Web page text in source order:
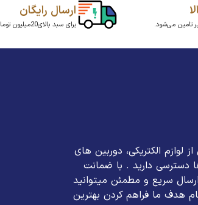
تامین می‌شود.
ارسال رایگان
برای سبد بالای20میلیون تومان(تهران و کرج)
لوازم الکتریکی، دوربین های
دسترسی دارید . با ضمانت
24 ساعت و ارسال سریع و مطمئن میتوانید
هدف ما فراهم کردن بهترین